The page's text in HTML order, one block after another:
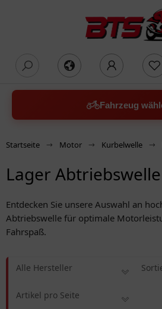
Fahrzeug
Startseite Motor Kurbelwelle
Lager Abtriebswelle
Entdecken Sie unsere Auswahl an
Abtriebswelle für optimale
Fahrspaß.
Alle Hersteller
Artikel pro Seite